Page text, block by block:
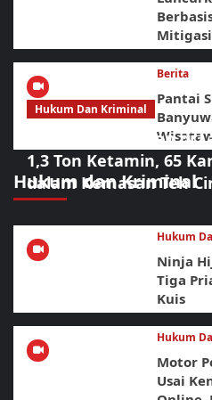
Berita
Pantai
Hukum dan Kriminal
Hukum Dan Kriminal
Operasi Gabungan di
1,3 Ton Ketamin, 65
dalam Kemasan Teh
Hukum
Ninja
Tiga
Kuis
Hukum
Motor
Usai